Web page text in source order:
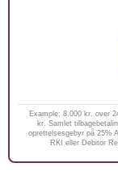
Example: 8.000 kr. over
kr. Samlet
oprettelsesgebyr på 25%
RKI eller Debitor